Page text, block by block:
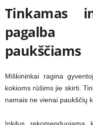
Tinkamas
pagalba
paukščiams
Miškininkai ragina
kokioms rūšims jie skirti.
namais ne vienai paukščių
Inkilus